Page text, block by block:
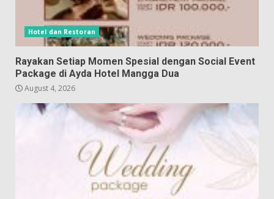
Hotel dan Restoran
Rayakan Setiap Momen Spesial dengan Social Event
Package di Ayda Hotel Mangga Dua
August 4, 2026